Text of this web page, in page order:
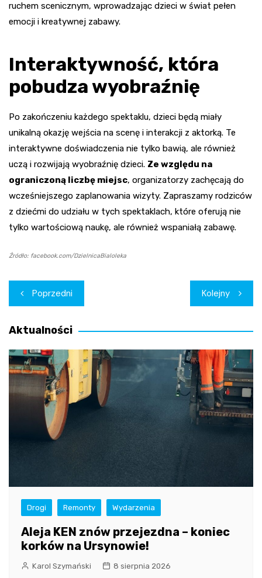
ruchem scenicznym, wprowadzając dzieci w świat pełen
emocji i kreatywnej zabawy.
Interaktywność, która
pobudza wyobraźnię
Po zakończeniu każdego spektaklu, dzieci będą miały
unikalną okazję wejścia na scenę i interakcji z aktorką. Te
interaktywne doświadczenia nie tylko bawią, ale również
uczą i rozwijają wyobraźnię dzieci. Ze względu na
ograniczoną liczbę miejsc, organizatorzy zachęcają do
wcześniejszego zaplanowania wizyty. Zapraszamy rodziców
z dziećmi do udziału w tych spektaklach, które oferują nie
tylko wartościową naukę, ale również wspaniałą zabawę.
Źródło: facebook.com/DzielnicaBialoleka
Nawigacja
wpisu
Poprzedni Kolejny
Aktualności
Drogi Remonty Wydarzenia
Aleja KEN znów przejezdna – koniec
korków na Ursynowie!
Karol Szymański 8 sierpnia 2026